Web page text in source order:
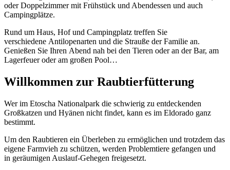
oder Doppelzimmer mit Frühstück und Abendessen und auch
Campingplätze.
Rund um Haus, Hof und Campingplatz treffen Sie
verschiedene Antilopenarten und die Strauße der Familie an.
Genießen Sie Ihren Abend nah bei den Tieren oder an der Bar, am
Lagerfeuer oder am großen Pool…
Willkommen zur Raubtierfütterung
Wer im Etoscha Nationalpark die schwierig zu entdeckenden
Großkatzen und Hyänen nicht findet, kann es im Eldorado ganz
bestimmt.
Um den Raubtieren ein Überleben zu ermöglichen und trotzdem das
eigene Farmvieh zu schützen, werden Problemtiere gefangen und
in geräumigen Auslauf-Gehegen freigesetzt.